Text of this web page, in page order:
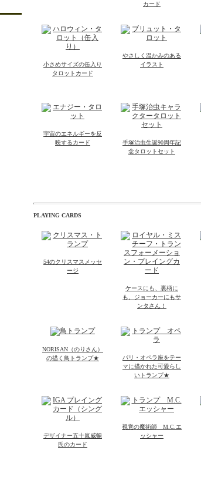
カード
小さめサイズの缶入り
タロットカード
やさしく温かみのある
イラスト
宇宙のエネルギーを反
映するカード
手塚治虫生誕90周年記
念タロットセット
PLAYING CARDS
54のクリスマスメッセ
ージ
ケースにも、裏柄に
も、ジョーカーにもサ
ンタさん！
NORISAN（のりさん）
の描く鳥トランプ★
パリ・オペラ座をテー
マに描かれた可愛らし
いトランプ★
デザイナー五十嵐威暢
氏のカード
視覚の魔術師 M.C.エ
ッシャー